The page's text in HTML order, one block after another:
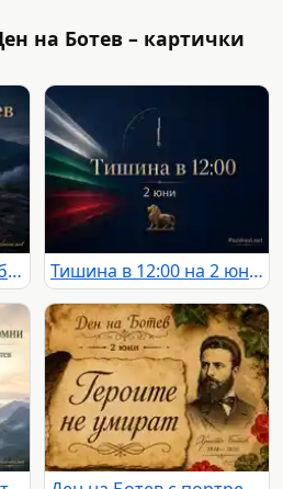
на Ботев – картички
Поклон пред Ботев и българските герои сред планини, свещ и лавров венец Тишина в 12:00 на 2 юни с български трибагреник и златен лъв